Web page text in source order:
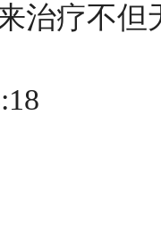
治疗不